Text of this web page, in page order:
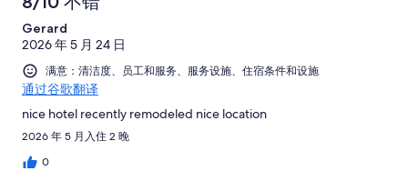
Gerard
2026 年 5 月 24 日
满意：清洁度、员工和服务、服务设施、住宿条件和设施
通过谷歌翻译
nice hotel recently remodeled nice location
2026 年 5 月入住 2 晚
0